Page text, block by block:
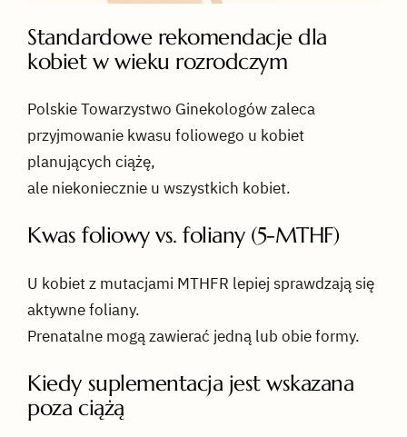
Standardowe rekomendacje dla
kobiet w wieku rozrodczym
Polskie Towarzystwo Ginekologów zaleca
przyjmowanie kwasu foliowego u kobiet
planujących ciążę,
ale niekoniecznie u wszystkich kobiet.
Kwas foliowy vs. foliany (5-MTHF)
U kobiet z mutacjami MTHFR lepiej sprawdzają się
aktywne foliany.
Prenatalne mogą zawierać jedną lub obie formy.
Kiedy suplementacja jest wskazana
poza ciążą